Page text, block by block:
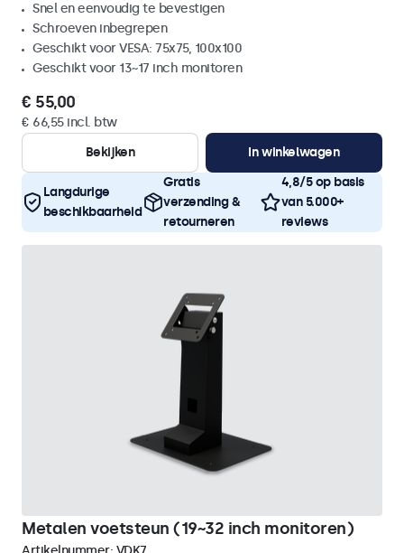
Snel en eenvoudig te bevestigen
Schroeven inbegrepen
Geschikt voor VESA: 75x75, 100x100
Geschikt voor 13~17 inch monitoren
€ 55,00
€ 66,55 incl. btw
Bekijken
In winkelwagen
Langdurige
beschikbaarheid
Gratis
verzending &
retourneren
4,8/5 op basis
van 5.000+
reviews
Metalen voetsteun (19~32 inch monitoren)